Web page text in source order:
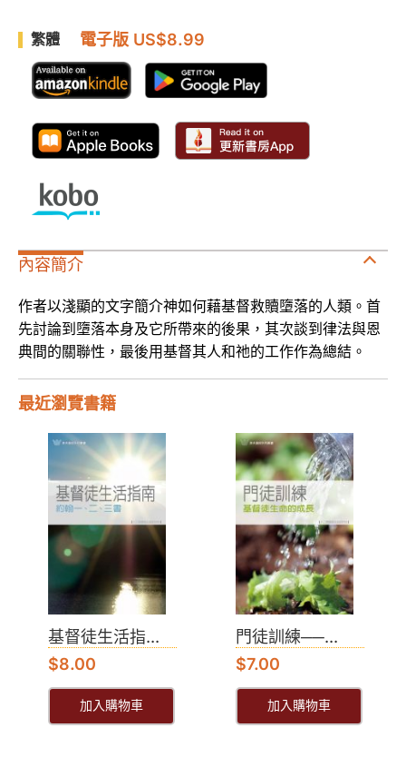
繁體 電子版 US$8.99
內容簡介
作者以淺顯的文字簡介神如何藉基督救贖墮落的人類。首
先討論到墮落本身及它所帶來的後果，其次談到律法與恩
典間的關聯性，最後用基督其人和祂的工作作為總結。
最近瀏覽書籍
基督徒生活指...
$8.00
加入購物車
門徒訓練──...
$7.00
加入購物車